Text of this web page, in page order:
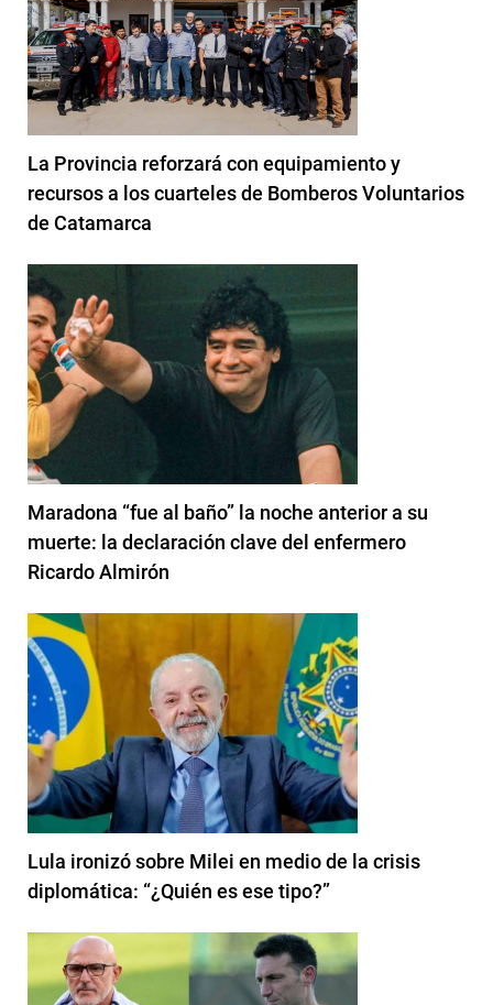
La Provincia reforzará con equipamiento y
recursos a los cuarteles de Bomberos Voluntarios
de Catamarca
Maradona “fue al baño” la noche anterior a su
muerte: la declaración clave del enfermero
Ricardo Almirón
Lula ironizó sobre Milei en medio de la crisis
diplomática: “¿Quién es ese tipo?”